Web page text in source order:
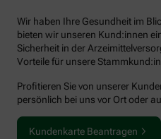
Wir haben Ihre Gesundheit im
bieten wir unseren Kund:innen
Sicherheit in der
Vorteile für unsere
Profitieren Sie von unserer
persönlich bei uns vor Ort oder
Kundenkarte Beantragen